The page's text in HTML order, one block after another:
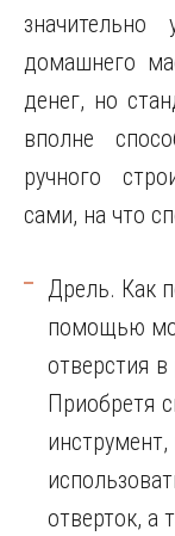
домашнего
денег, но
вполне
ручного
сами, на что
Дрель. Как
помощью
отверстия
Приобретя
отверток, а